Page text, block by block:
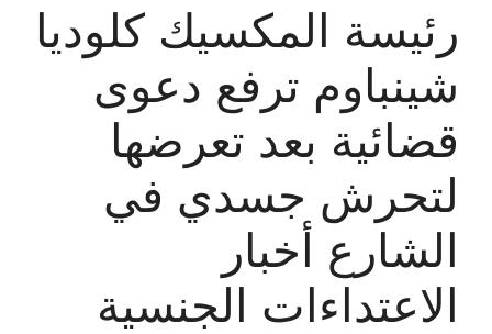
رئيسة المكسيك كلوديا
شينباوم ترفع دعوى
قضائية بعد تعرضها
لتحرش جسدي في
الشارع أخبار
الاعتداءات الجنسية